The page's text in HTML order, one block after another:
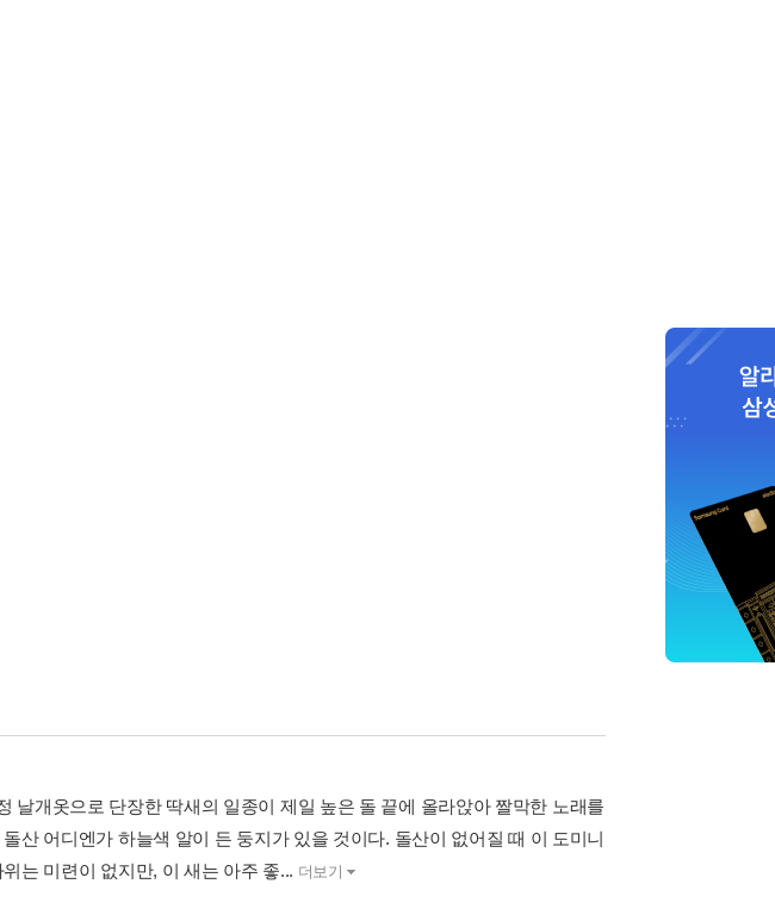
날개옷으로 단장한 딱새의 일종이 제일 높은 돌 끝에 올라앉아 짤막한 노래를
산 어디엔가 하늘색 알이 든 둥지가 있을 것이다. 돌산이 없어질 때 이 도미니
는 미련이 없지만, 이 새는 아주 좋... 더보기